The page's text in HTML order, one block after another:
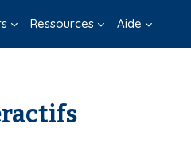
Ressources Aide